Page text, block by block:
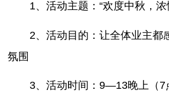
1、活动主题：“欢度中秋，浓
2、活动目的：让全体业主都
氛围
3、活动时间：9—13晚上（7